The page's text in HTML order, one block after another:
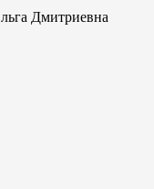
Дмитриевна